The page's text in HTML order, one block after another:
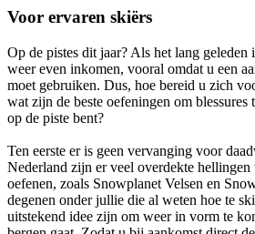
Voor ervaren skiërs
Op de pistes dit jaar? Als het lang
weer even inkomen, vooral omdat u een
moet gebruiken. Dus, hoe bereid u zich
wat zijn de beste oefeningen om blessures
op de piste bent?
Ten eerste er is geen vervanging voor
Nederland zijn er veel overdekte hellingen
oefenen, zoals Snowplanet Velsen en
degenen onder jullie die al weten hoe te
uitstekend idee zijn om weer in vorm te